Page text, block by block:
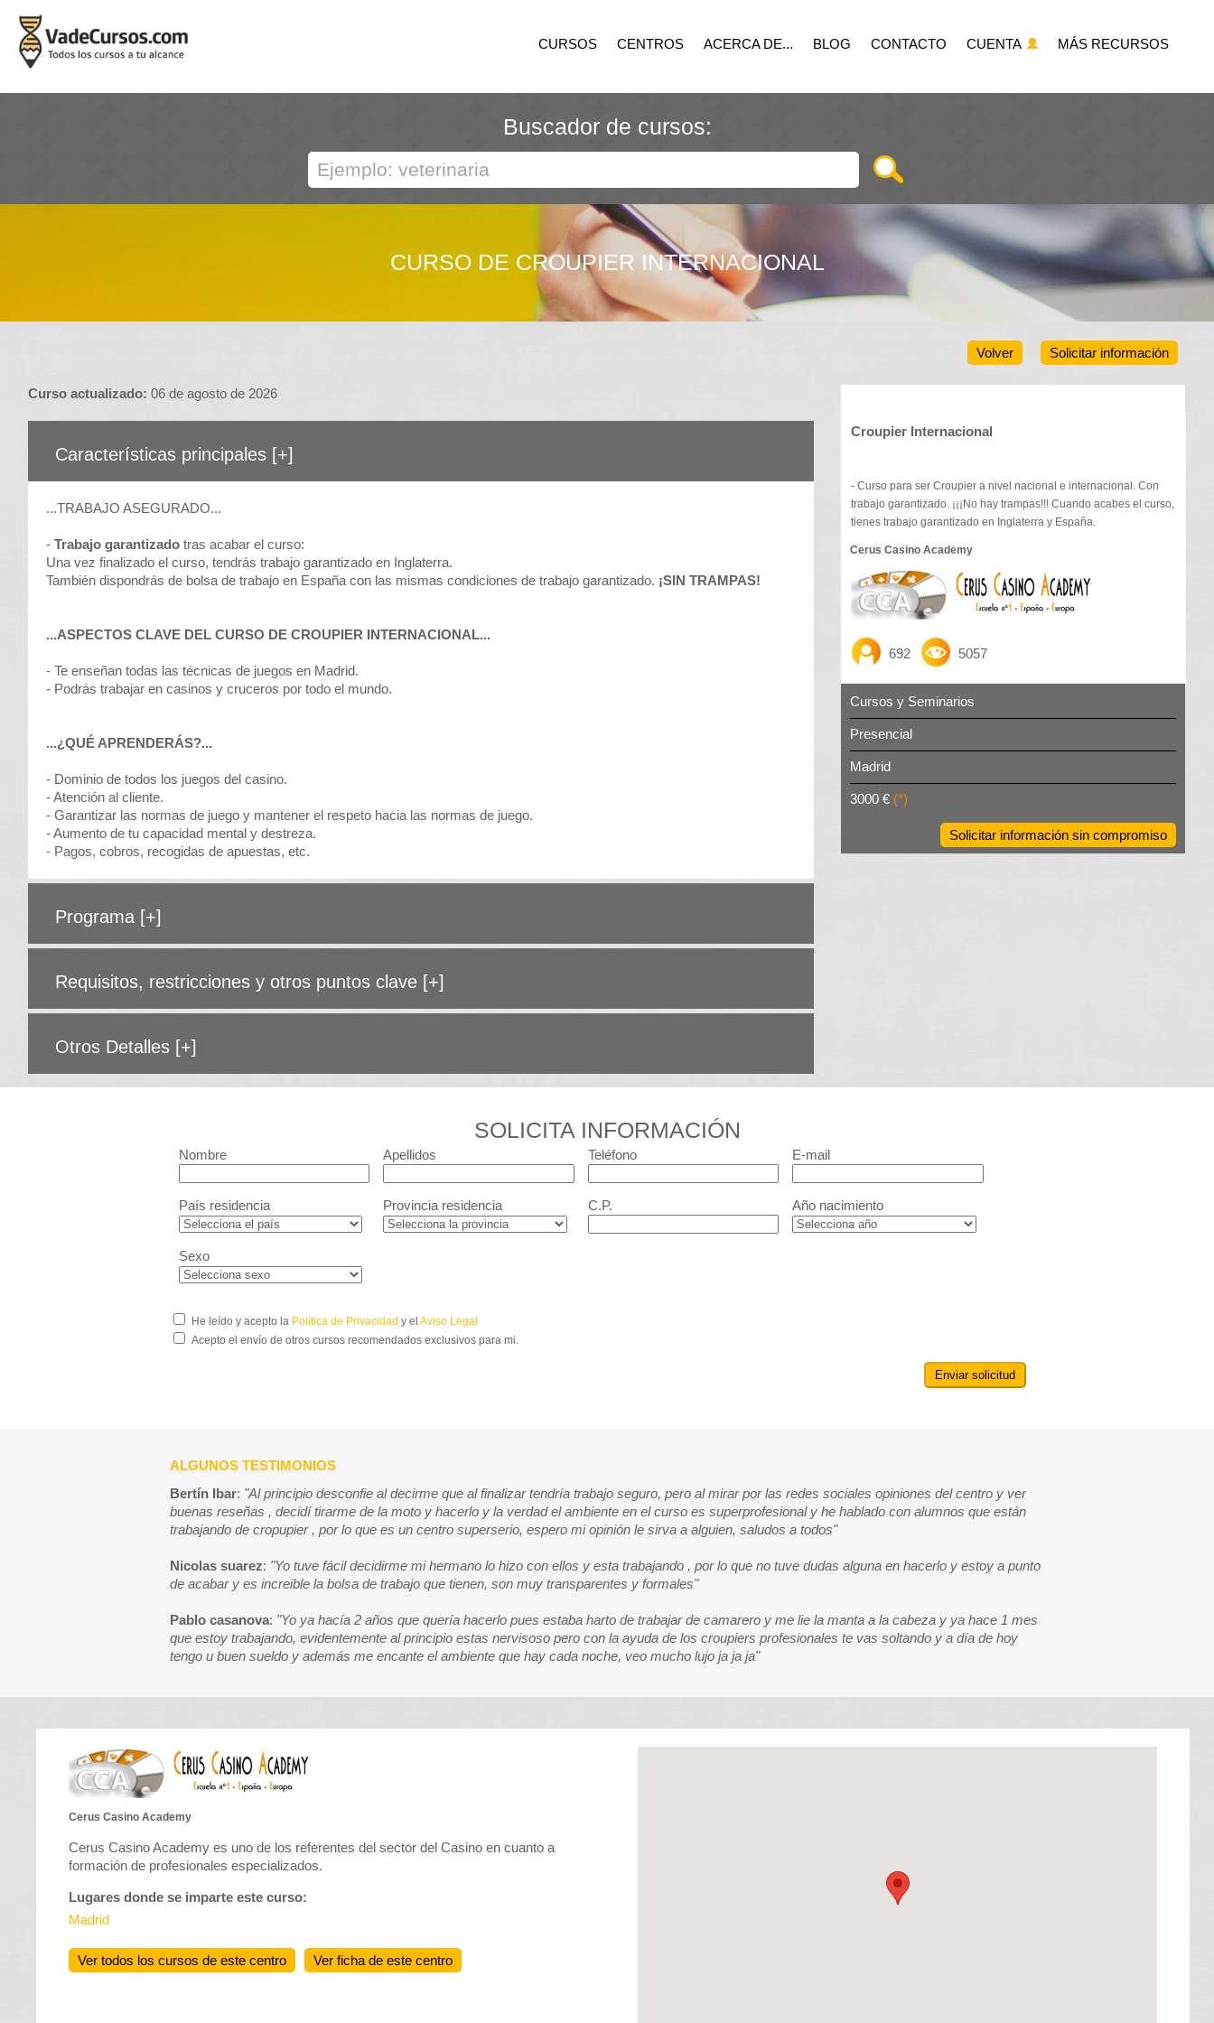
CURSOS CENTROS ACERCA DE... BLOG CONTACTO CUENTA MÁS RECURSOS
Buscador de cursos:
CURSO DE CROUPIER INTERNACIONAL
Solicitar información
Volver
Curso actualizado: 06 de agosto de 2026
Características principales [+]
...TRABAJO ASEGURADO...
-Trabajo garantizado tras acabar el curso:
Una vez finalizado el curso, tendrás trabajo garantizado en Inglaterra.
También dispondrás de bolsa de trabajo en España con las mismas condiciones de trabajo garantizado. ¡SIN TRAMPAS!
...ASPECTOS CLAVE DEL CURSO DE CROUPIER INTERNACIONAL...
- Te enseñan todas las técnicas de juegos en Madrid.
- Podrás trabajar en casinos y cruceros por todo el mundo.
...¿QUÉ APRENDERÁS?...
- Dominio de todos los juegos del casino.
- Atención al cliente.
- Garantizar las normas de juego y mantener el respeto hacia las normas de juego.
- Aumento de tu capacidad mental y destreza.
- Pagos, cobros, recogidas de apuestas, etc.
Programa [+]
Requisitos, restricciones y otros puntos clave [+]
Otros Detalles [+]
Croupier Internacional
- Curso para ser Croupier a nivel nacional e internacional. Con
trabajo garantizado. ¡¡¡No hay trampas!!! Cuando acabes el curso,
tienes trabajo garantizado en Inglaterra y España.
Cerus Casino Academy
692 5057
Cursos y Seminarios
Presencial
Madrid
3000 € (*)
Solicitar información sin compromiso
SOLICITA INFORMACIÓN
Nombre Apellidos Teléfono E-mail
País residencia Provincia residencia C.P. Año nacimiento
Sexo
He leído y acepto la Política de Privacidad y elAviso Legal
Acepto el envío de otros cursos recomendados exclusivos para mi.
Enviar solicitud
ALGUNOS TESTIMONIOS
Bertín Ibar: "Al principio desconfie al decirme que al finalizar tendría trabajo seguro, pero al mirar por las redes sociales opiniones del centro y ver
buenas reseñas , decidí tirarme de la moto y hacerlo y la verdad el ambiente en el curso es superprofesional y he hablado con alumnos que están
trabajando de cropupier , por lo que es un centro superserio, espero mi opinión le sirva a alguien, saludos a todos"
Nicolas suarez: "Yo tuve fácil decidirme mi hermano lo hizo con ellos y esta trabajando , por lo que no tuve dudas alguna en hacerlo y estoy a punto
de acabar y es increible la bolsa de trabajo que tienen, son muy transparentes y formales"
Pablo casanova: "Yo ya hacía 2 años que quería hacerlo pues estaba harto de trabajar de camarero y me lie la manta a la cabeza y ya hace 1 mes
que estoy trabajando, evidentemente al principio estas nervisoso pero con la ayuda de los croupiers profesionales te vas soltando y a día de hoy
tengo u buen sueldo y además me encante el ambiente que hay cada noche, veo mucho lujo ja ja ja"
Cerus Casino Academy
Cerus Casino Academy es uno de los referentes del sector del Casino en cuanto a
formación de profesionales especializados.
Lugares donde se imparte este curso:
Madrid
Ver todos los cursos de este centro Ver ficha de este centro